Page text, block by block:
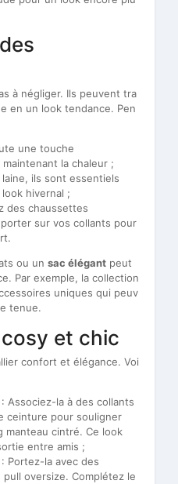
à négliger. Ils peuvent tra
en un look tendance. Pen
une touche
la chaleur ;
ils sont essentiels
hivernal ;
des chaussettes
sur vos collants pour
ou un sac élégant peut
Par exemple, la collection
uniques qui peuv
tenue.
et chic
confort et élégance. Voi
: Associez-la à des collants
ceinture pour souligner
manteau cintré. Ce look
entre amis ;
: Portez-la avec des
oversize. Complétez le